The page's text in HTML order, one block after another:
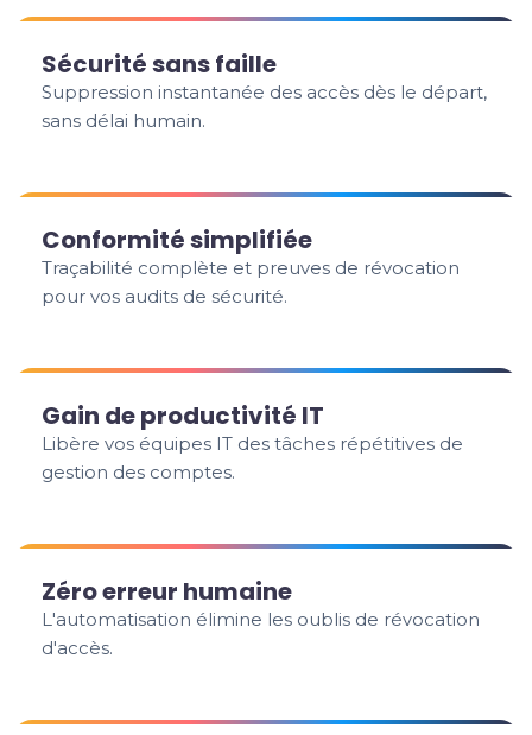
Sécurité sans faille
Suppression instantanée des accès dès le départ,
sans délai humain.
Conformité simplifiée
Traçabilité complète et preuves de révocation
pour vos audits de sécurité.
Gain de productivité IT
Libère vos équipes IT des tâches répétitives de
gestion des comptes.
Zéro erreur humaine
L'automatisation élimine les oublis de révocation
d'accès.